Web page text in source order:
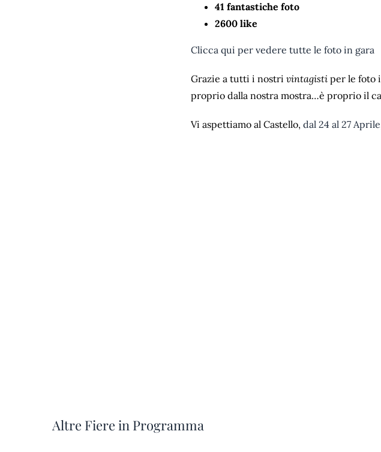
41 fantastiche foto
2600 like
Clicca qui per vedere tutte le foto in gara
Grazie a tutti i nostri vintagisti per le foto
proprio dalla nostra mostra…è proprio il
Vi aspettiamo al Castello, dal 24 al 27 Aprile
Altre Fiere in Programma